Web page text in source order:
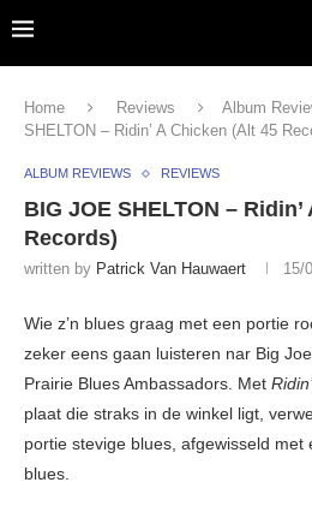
Home Reviews Album
SHELTON – Ridin’ A Chicken (Alt 45
ALBUM REVIEWS REVIEWS
BIG JOE SHELTON –
Records)
written by Patrick Van Hauwaert 15/
Wie z’n blues graag met een portie
zeker eens gaan luisteren nar Big
Prairie Blues Ambassadors. Met
plaat die straks in de winkel ligt,
portie stevige blues, afgewisseld met
blues.